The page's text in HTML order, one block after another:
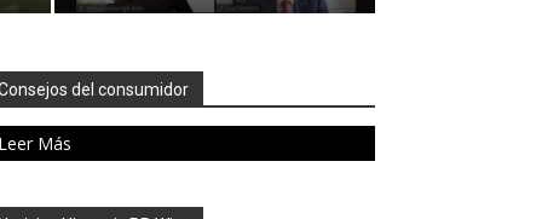
del consumidor
Leer Más